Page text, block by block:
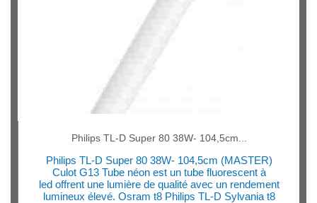
Philips TL-D Super 80 38W- 104,5cm...
Philips TL-D Super 80 38W- 104,5cm (MASTER)
Culot G13 Tube néon est un tube fluorescent à
led offrent une lumière de qualité avec un rendement
lumineux élevé. Osram t8 Philips TL-D Sylvania t8